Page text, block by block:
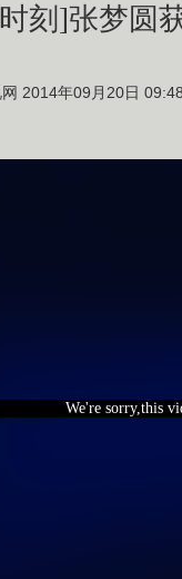
刻]张梦圆
2014年09月20日
We're sorry,this